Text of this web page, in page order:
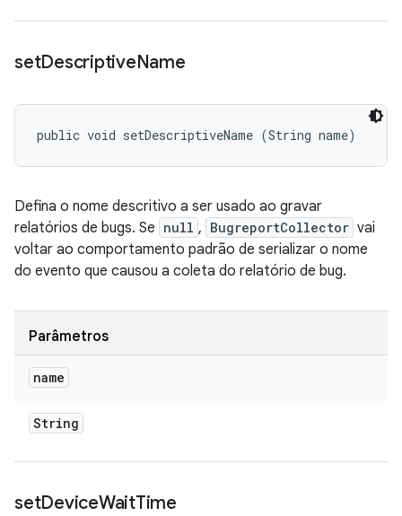
setDescriptiveName
public void setDescriptiveName (String name)
Defina o nome descritivo a ser usado ao gravar
relatórios de bugs. Se null , BugreportCollector vai
voltar ao comportamento padrão de serializar o nome
do evento que causou a coleta do relatório de bug.
Parâmetros
name
String
setDeviceWaitTime